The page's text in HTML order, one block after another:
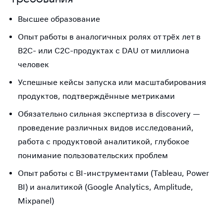
Высшее образование
Опыт работы в аналогичных ролях от трёх лет в
B2C- или C2C-продуктах с DAU от миллиона
человек
Успешные кейсы запуска или масштабирования
продуктов, подтверждённые метриками
Обязательно сильная экспертиза в discovery —
проведение различных видов исследований,
работа с продуктовой аналитикой, глубокое
понимание пользовательских проблем
Опыт работы с BI-инструментами (Tableau, Power
BI) и аналитикой (Google Analytics, Amplitude,
Mixpanel)